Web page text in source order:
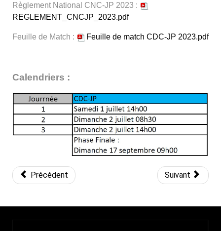
Règlement National CNC-JP 2023 :
REGLEMENT_CNCJP_2023.pdf
Feuille de Match : Feuille de match CDC-JP 2023.pdf
Calendriers :
Précédent Suivant